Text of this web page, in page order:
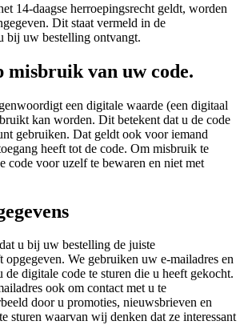
14-daagse herroepingsrecht geldt, worden
Dit staat vermeld in de
bij uw bestelling ontvangt.
misbruik van uw code.
een digitale waarde (een digitaal
kan worden. Dit betekent dat u de code
gebruiken. Dat geldt ook voor iemand
heeft tot de code. Om misbruik te
code voor uzelf te bewaren en niet met
u bij uw bestelling de juiste
opgegeven. We gebruiken uw e-mailadres en
de digitale code te sturen die u heeft gekocht.
ook om contact met u te
door u promoties, nieuwsbrieven en
sturen waarvan wij denken dat ze interessant